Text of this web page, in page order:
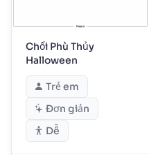
Chổi Phù Thủy
Halloween
Trẻ em
Đơn giản
Dễ